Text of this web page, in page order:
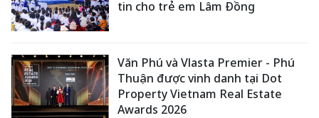
tin cho trẻ em Lâm Đồng
Văn Phú và Vlasta Premier - Phú
Thuận được vinh danh tại Dot
Property Vietnam Real Estate
Awards 2026